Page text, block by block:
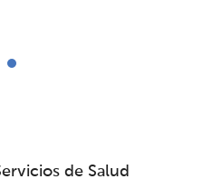
de Salud